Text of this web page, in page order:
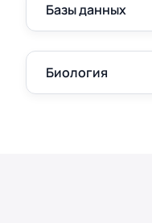
Базы данных
Биология